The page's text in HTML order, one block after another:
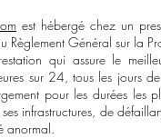
est hébergé chez un
Règlement Général sur la
qui assure le
sur 24, tous les jours
pour les durées les
infrastructures, de
anormal.